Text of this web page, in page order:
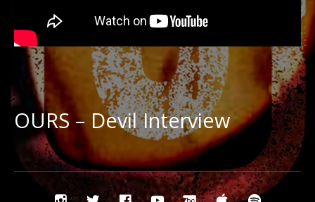
OURS – Devil Interview
Social Instagram
TwitterFacebook
YouTubeBandcamp
iTunesSpotify